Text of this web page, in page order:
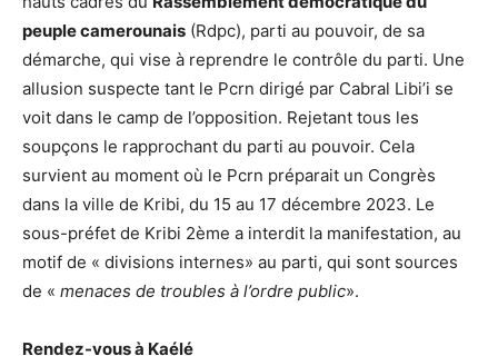
peuple camerounais (Rdpc), parti au pouvoir, de sa
démarche, qui vise à reprendre le contrôle du parti. Une
allusion suspecte tant le Pcrn dirigé par Cabral Libi’i se
voit dans le camp de l’opposition. Rejetant tous les
soupçons le rapprochant du parti au pouvoir. Cela
survient au moment où le Pcrn préparait un Congrès
dans la ville de Kribi, du 15 au 17 décembre 2023. Le
sous-préfet de Kribi 2ème a interdit la manifestation, au
motif de « divisions internes» au parti, qui sont sources
de « menaces de troubles à l’ordre public».
Rendez-vous à Kaélé